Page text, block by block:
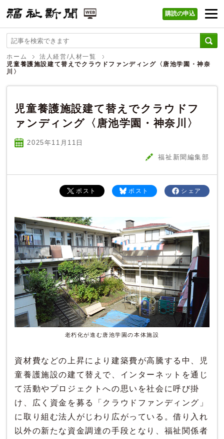
福祉新聞 WEB
購読の申込
ホーム
法人経営/人材一覧
児童養護施設建て替えでクラウドファンディング〈唐池学園・神奈
川〉
児童養護施設建て替えでクラウドフ
ァンディング〈唐池学園・神奈川〉
2025年11 月 11 日
福祉新聞編集部
シェア
ポスト
ポスト
老朽化が進む唐池学園の本体施設
資材費などの上昇により建築費が高騰する中、児
童養護施設の建て替えで、インターネットを通じ
て活動やプロジェクトへの思いを社会に呼び掛
け、広く資金を募る「クラウドファンディング」
に取り組む法人がじわり広がっている。借り入れ
以外の新たな資金調達の手段となり、福祉関係者